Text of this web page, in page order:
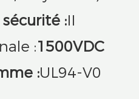
:II
:1500VDC
:UL94-V0